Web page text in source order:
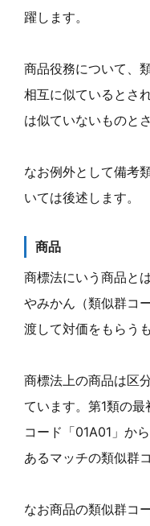
躍します。
商品役務について、
相互に似ているとさ
は似ていないものと
なお例外として備考
いては後述します。
商品
商標法にいう商品と
やみかん（類似群コ
渡して対価をもらう
商標法上の商品は区
ています。第1類の
コード「01A01」か
あるマッチの類似群
なお商品の類似群コ